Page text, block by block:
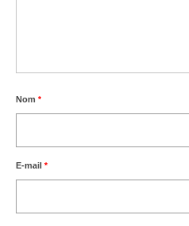
Nom *
E-mail *